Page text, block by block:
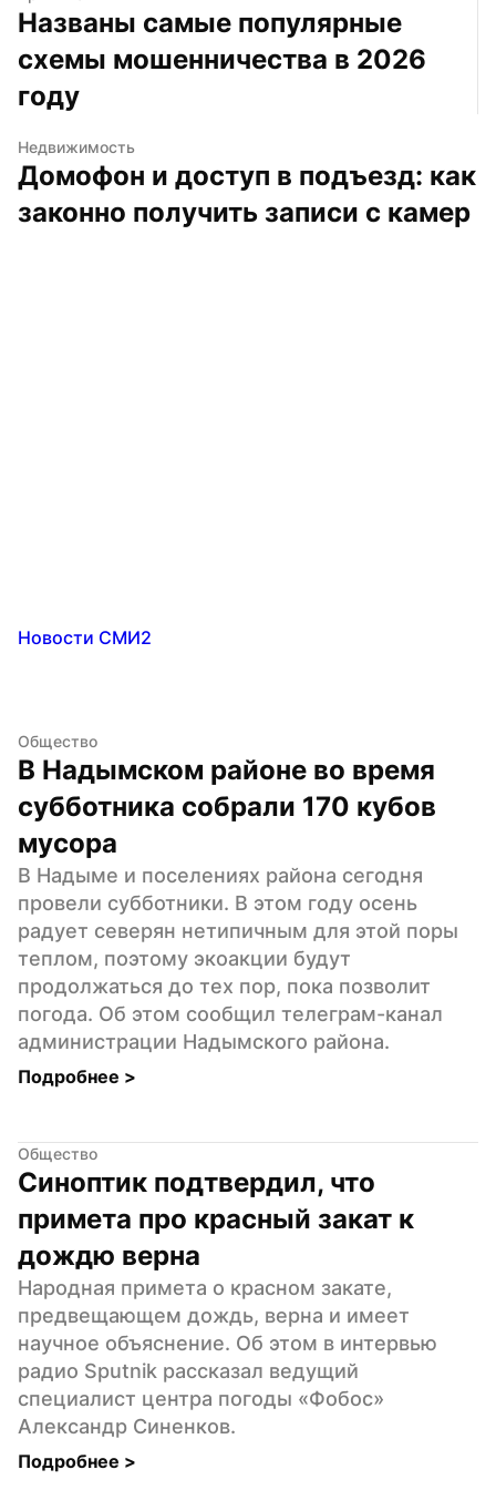
Названы самые популярные
схемы мошенничества в 2026
году
Недвижимость
Домофон и доступ в подъезд: как
законно получить записи с камер
Новости СМИ2
Общество
В Надымском районе во время
субботника собрали 170 кубов
мусора
В Надыме и поселениях района сегодня
провели субботники. В этом году осень
радует северян нетипичным для этой поры
теплом, поэтому экоакции будут
продолжаться до тех пор, пока позволит
погода. Об этом сообщил телеграм-канал
администрации Надымского района.
Подробнее >
Общество
Синоптик подтвердил, что
примета про красный закат к
дождю верна
Народная примета о красном закате,
предвещающем дождь, верна и имеет
научное объяснение. Об этом в интервью
радио Sputnik рассказал ведущий
специалист центра погоды «Фобос»
Александр Синенков.
Подробнее >